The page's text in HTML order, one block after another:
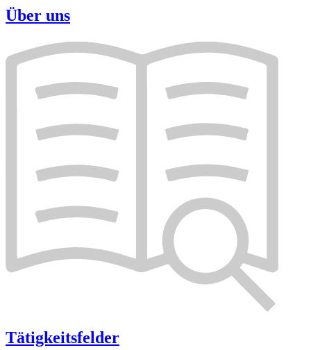
Über uns
Tätigkeitsfelder